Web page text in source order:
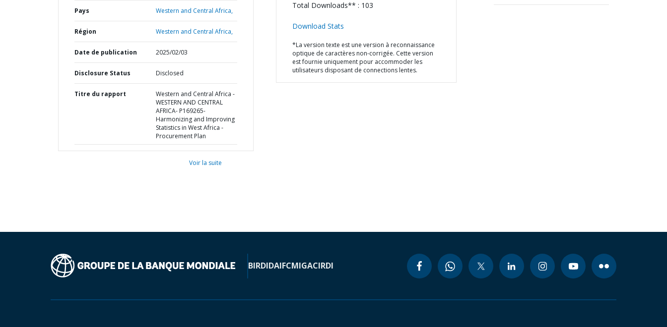
Pays Western and Central Africa,
Région Western and Central Africa,
Date de publication 2025/02/03
Disclosure Status Disclosed
Titre du rapport
Western and Central Africa -
WESTERN AND CENTRAL
AFRICA- P169265-
Harmonizing and Improving
Statistics in West Africa -
Procurement Plan
Voir la suite
Total Downloads** : 103
Download Stats
*La version texte est une version à reconnaissance
optique de caractères non-corrigée. Cette version
est fournie uniquement pour accommoder les
utilisateurs disposant de connections lentes.
BIRDIDAIFCMIGACIRDI